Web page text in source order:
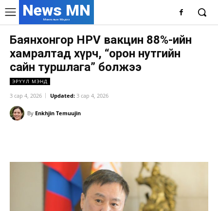
News MN
Монголын Мэдээ
Баянхонгор HPV вакцин 88%-ийн
хамралтад хүрч, “орон нутгийн
сайн туршлага” болжээ
ЭРҮҮЛ МЭНД
3 сар 4, 2026 Updated: 3 сар 4, 2026
By Enkhjin Temuujin